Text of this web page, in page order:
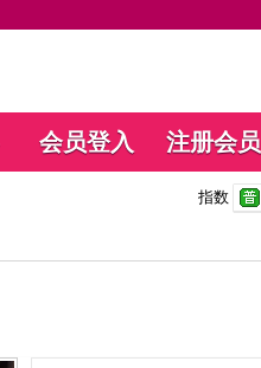
会员登入 注册会员
指数